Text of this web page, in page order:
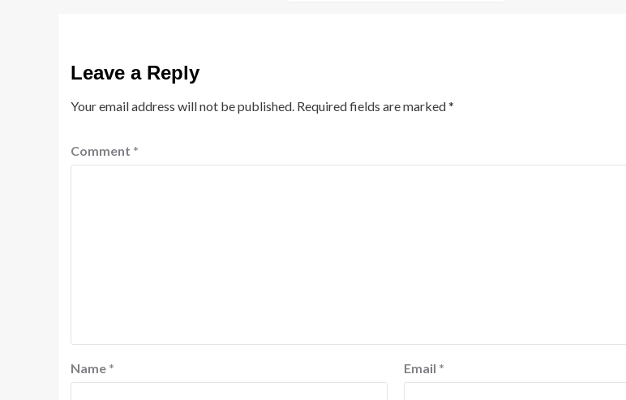
Leave a Reply
Your email address will not be published. Required fields are marked*
Comment *
Name * Email *